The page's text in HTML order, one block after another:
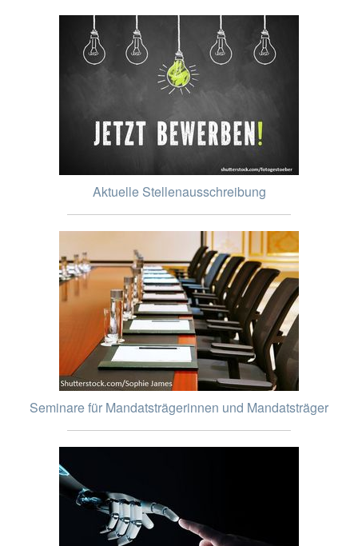
Aktuelle Stellenausschreibung
Seminare für Mandatsträgerinnen und Mandatsträger